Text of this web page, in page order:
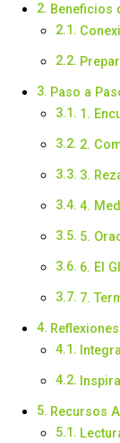
Beneficios
Paso a
1.
2.
3.
4.
5.
6. El
7.
Recursos